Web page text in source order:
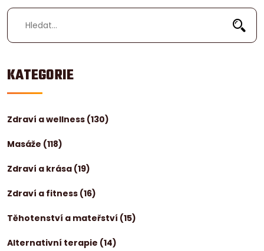
KATEGORIE
Zdraví a wellness (130)
Masáže (118)
Zdraví a krása (19)
Zdraví a fitness (16)
Těhotenství a mateřství (15)
Alternativní terapie (14)